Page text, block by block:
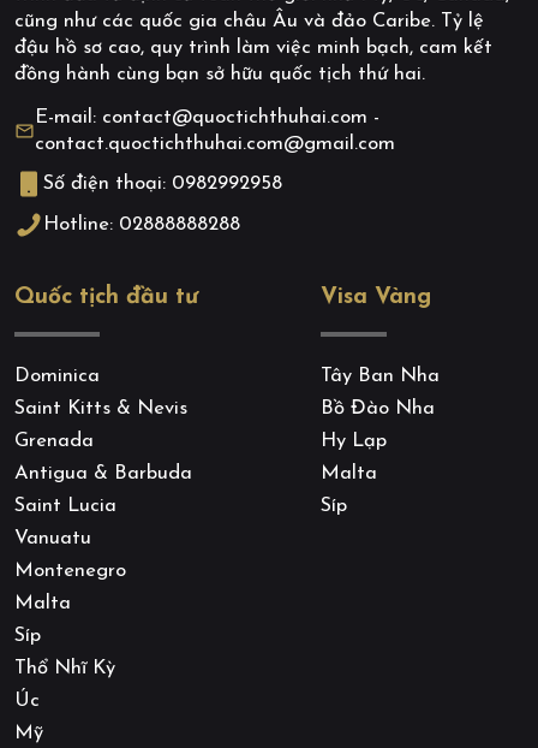
cũng như các quốc gia châu Âu và đảo Caribe. Tỷ lệ
đậu hồ sơ cao, quy trình làm việc minh bạch, cam kết
đồng hành cùng bạn sở hữu quốc tịch thứ hai.
E-mail: contact@quoctichthuhai.com -
contact.quoctichthuhai.com@gmail.com
Số điện thoại: 0982992958
Hotline: 02888888288
Quốc tịch đầu tư
Dominica
Saint Kitts & Nevis
Grenada
Antigua & Barbuda
Saint Lucia
Vanuatu
Montenegro
Malta
Síp
Thổ Nhĩ Kỳ
Úc
Mỹ
Visa Vàng
Tây Ban Nha
Bồ Đào Nha
Hy Lạp
Malta
Síp